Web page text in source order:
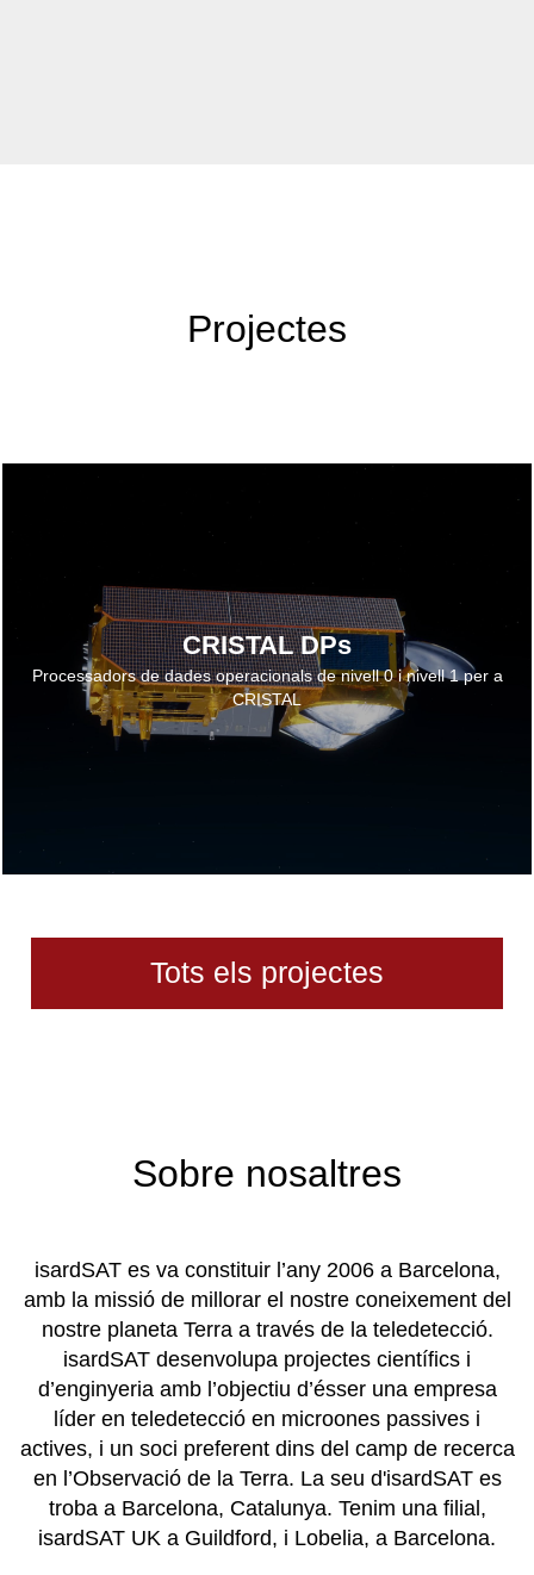
Projectes
CRISTAL DPs
Processadors de dades operacionals de nivell 0 i nivell 1 per a
CRISTAL
Tots els projectes
Sobre nosaltres
isardSAT es va constituir l’any 2006 a Barcelona,
amb la missió de millorar el nostre coneixement del
nostre planeta Terra a través de la teledetecció.
isardSAT desenvolupa projectes científics i
d’enginyeria amb l’objectiu d’ésser una empresa
líder en teledetecció en microones passives i
actives, i un soci preferent dins del camp de recerca
en l’Observació de la Terra. La seu d'isardSAT es
troba a Barcelona, Catalunya. Tenim una filial,
isardSAT UK a Guildford, i Lobelia, a Barcelona.